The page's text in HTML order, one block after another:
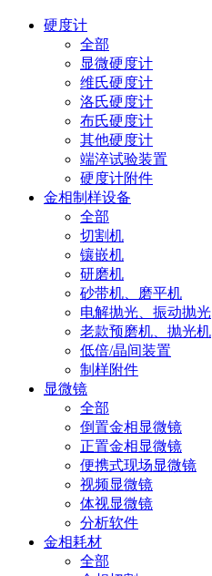
硬度计
全部
显微硬度计
维氏硬度计
洛氏硬度计
布氏硬度计
其他硬度计
端淬试验装置
硬度计附件
金相制样设备
全部
切割机
镶嵌机
研磨机
砂带机、磨平机
电解抛光、振动抛光
老款预磨机、抛光机
低倍/晶间装置
制样附件
显微镜
全部
倒置金相显微镜
正置金相显微镜
便携式现场显微镜
视频显微镜
体视显微镜
分析软件
金相耗材
全部